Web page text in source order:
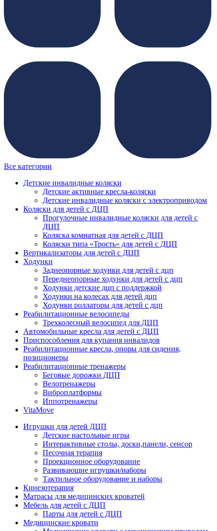
Все категории
Детские инвалидные коляски
Детские активные кресла-коляски
Детские инвалидные коляски с электроприводом
Коляски для детей с ДЦП
Прогулочные инвалидные коляски для детей с
ДЦП
Коляска комнатная для детей с ДЦП
Коляски типа «Трость» для детей с ДЦП
Вертикализаторы для детей с ДЦП
Ходунки
Заднеопорные ходунки для детей с дцп
Переднеопорные ходунки для детей с дцп
Ходунки детские дцп с поддержкой
Ходунки на колесах для детей дцп
Ходунки роллаторы для детей с дцп
Реабилитационные велосипеды
Трехколесный велосипед для ДЦП
Автомобильные кресла для детей с ДЦП
Приспособления для купания инвалидов
Реабилитационные кресла, опоры для сидения,
позиционеры
Реабилитационные тренажеры
Беговые дорожки ДЦП
Велотренажеры
Виброплатформы
Иппотренажеры
VitaMove
Игрушки для детей ДЦП
Детские настольные игры
Интерактивные столы, доски,панели, сенсор
Песочная терапия
Проекционное оборудование
Развивающие игрушки/наборы
Тактильное оборудование и наборы
Кинезотерапия
Матрасы для медицинских кроватей
Мебель для детей с ДЦП
Парты для детей с ДЦП
Медицинские кровати